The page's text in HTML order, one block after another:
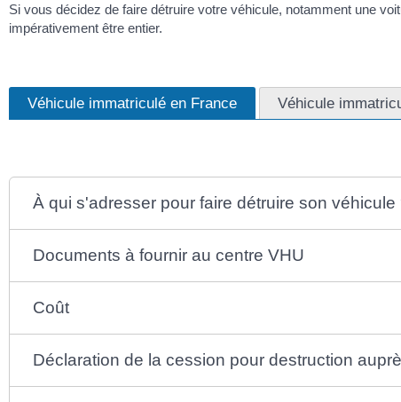
Si vous décidez de faire détruire votre véhicule, notamment une
impérativement être entier.
Véhicule immatriculé en France Véhicule
À qui s'adresser pour faire détruire son véhicule
Documents à fournir au centre VHU
Coût
Déclaration de la cession pour destruction